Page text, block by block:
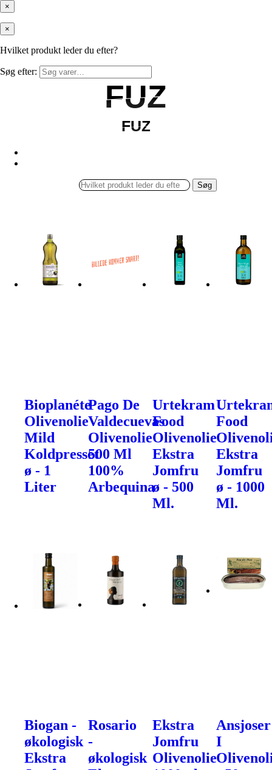
×
×
Hvilket produkt leder du efter?
Søg efter:
FUZ
FUZ
FUZ
FUZ
Søg
Bioplanéte
Olivenolie
Mild
Koldpresset
ø - 1
Liter
Pago De
Valdecuevas
Olivenolie
500 Ml
100%
Arbequina
Urtekram
Food
Olivenolie
Ekstra
Jomfru
ø - 500
Ml.
Food
Ekstra
Jomfru
ø - 1000
Ml.
Biogan -
økologisk
Ekstra
Rosario
-
økologisk
Ekstra
Jomfru
Olivenolie
Ansjoser
I